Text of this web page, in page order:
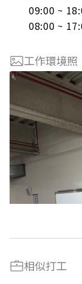
09:00 ~
08:00 ~
工作環境照
相似打工